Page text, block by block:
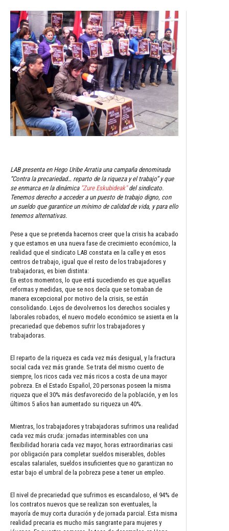
LAB presenta en Hego Uribe Arratia una campaña denominada
“Contra la precariedad… reparto de la riqueza y el trabajo” y que
se enmarca en la dinámica "Zure Eskubideak"del sindicato.
Tenemos derecho a acceder a un puesto de trabajo digno, con
un sueldo que garantice un mínimo de calidad de vida, y para ello
tenemos alternativas.
Pese a que se pretenda hacernos creer que la crisis ha acabado
y que estamos en una nueva fase de crecimiento económico, la
realidad que el sindicato LAB constata en la calle y en esos
centros de trabajo, igual que el resto de los trabajadores y
trabajadoras, es bien distinta:
En estos momentos, lo que está sucediendo es que aquellas
reformas y medidas, que se nos decía que se tomaban de
manera excepcional por motivo de la crisis, se están
consolidando. Lejos de devolvernos los derechos sociales y
laborales robados, el nuevo modelo económico se asienta en la
precariedad que debemos sufrir los trabajadores y
trabajadoras.
El reparto de la riqueza es cada vez más desigual, y la fractura
social cada vez más grande. Se trata del mismo cuento de
siempre, los ricos cada vez más ricos a costa de una mayor
pobreza. En el Estado Español, 20 personas poseen la misma
riqueza que el 30% más desfavorecido de la población, y en los
últimos 5 años han aumentado su riqueza un 40%.
Mientras, los trabajadores y trabajadoras sufrimos una realidad
cada vez más cruda: jornadas interminables con una
flexibilidad horaria cada vez mayor, horas extraordinarias casi
por obligación para completar sueldos miserables, dobles
escalas salariales, sueldos insuficientes que no garantizan no
estar bajo el umbral de la pobreza pese a tener un empleo.
El nivel de precariedad que sufrimos es escandaloso, el 94% de
los contratos nuevos que se realizan son eventuales, la
mayoría de muy corta duración y de jornada parcial. Esta misma
realidad precaria es mucho más sangrante para mujeres y